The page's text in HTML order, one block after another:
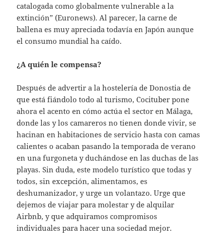
catalogada como globalmente vulnerable a la
extinción” (Euronews). Al parecer, la carne de
ballena es muy apreciada todavía en Japón aunque
el consumo mundial ha caído.
¿A quién le compensa?
Después de advertir a la hostelería de Donostia de
que está fiándolo todo al turismo, Cocituber pone
ahora el acento en cómo actúa el sector en Málaga,
donde las y los camareros no tienen donde vivir, se
hacinan en habitaciones de servicio hasta con camas
calientes o acaban pasando la temporada de verano
en una furgoneta y duchándose en las duchas de las
playas. Sin duda, este modelo turístico que todas y
todos, sin excepción, alimentamos, es
deshumanizador, y urge un volantazo. Urge que
dejemos de viajar para molestar y de alquilar
Airbnb, y que adquiramos compromisos
individuales para hacer una sociedad mejor.